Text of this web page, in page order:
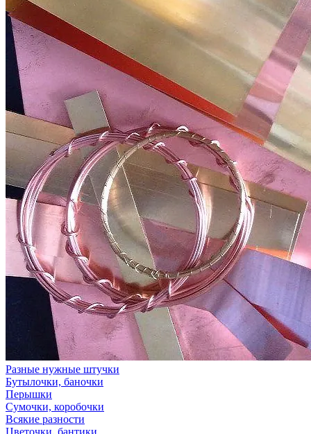
Разные нужные штучки
Бутылочки, баночки
Перышки
Сумочки, коробочки
Всякие разности
Цветочки, бантики